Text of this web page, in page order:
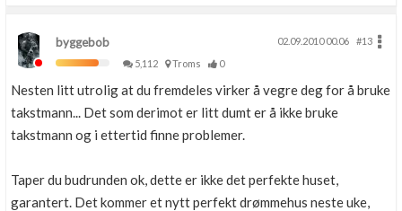
byggebob 02.09.2010 00.06
#13
5,112
Troms 0
Nesten litt utrolig at du fremdeles virker å vegre deg for å bruke
takstmann... Det som derimot er litt dumt er å ikke bruke
takstmann og i ettertid finne problemer.
Taper du budrunden ok, dette er ikke det perfekte huset,
garantert. Det kommer et nytt perfekt drømmehus neste uke,